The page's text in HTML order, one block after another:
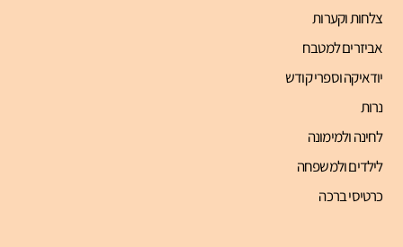
צלחות וקערות
אביזרים למטבח
יודאיקה וספרי קודש
נרות
לחינה ולמימונה
לילדים ולמשפחה
כרטיסי ברכה